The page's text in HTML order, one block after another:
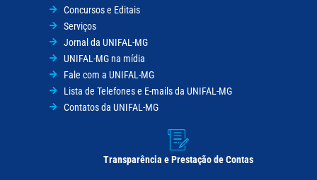
Concursos e Editais
Serviços
Jornal da UNIFAL-MG
UNIFAL-MG na mídia
Fale com a UNIFAL-MG
Lista de Telefones e E-mails da UNIFAL-MG
Contatos da UNIFAL-MG
Transparência e Prestação de Contas